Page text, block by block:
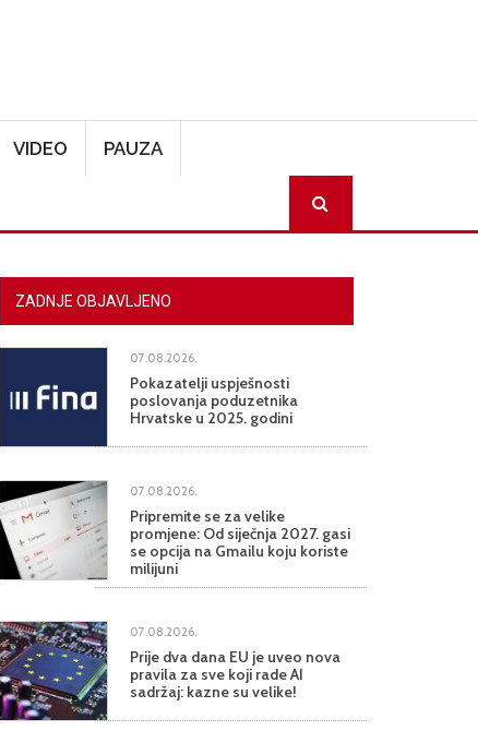
VIDEO PAUZA
ZADNJE OBJAVLJENO
07.08.2026.
Pokazatelji uspješnosti
poslovanja poduzetnika
Hrvatske u 2025. godini
07.08.2026.
Pripremite se za velike
promjene: Od siječnja 2027. gasi
se opcija na Gmailu koju koriste
milijuni
07.08.2026.
Prije dva dana EU je uveo nova
pravila za sve koji rade AI
sadržaj: kazne su velike!